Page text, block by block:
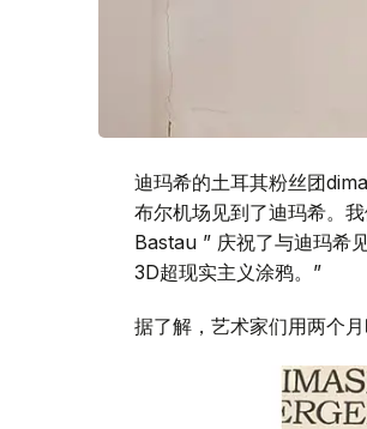
迪玛希的土耳其粉丝团
布尔机场见到了迪玛希。
Bastau ” 庆祝了与迪玛希
3D超现实主义涂鸦。”
据了解，艺术家们用两个